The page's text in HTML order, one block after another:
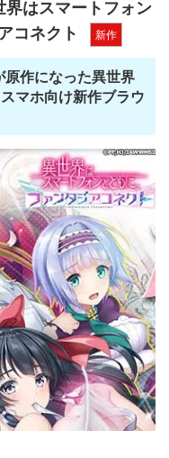
界はスマートフォン
コネクト
新作
作になった異世界
マホ向け新作ブラウ